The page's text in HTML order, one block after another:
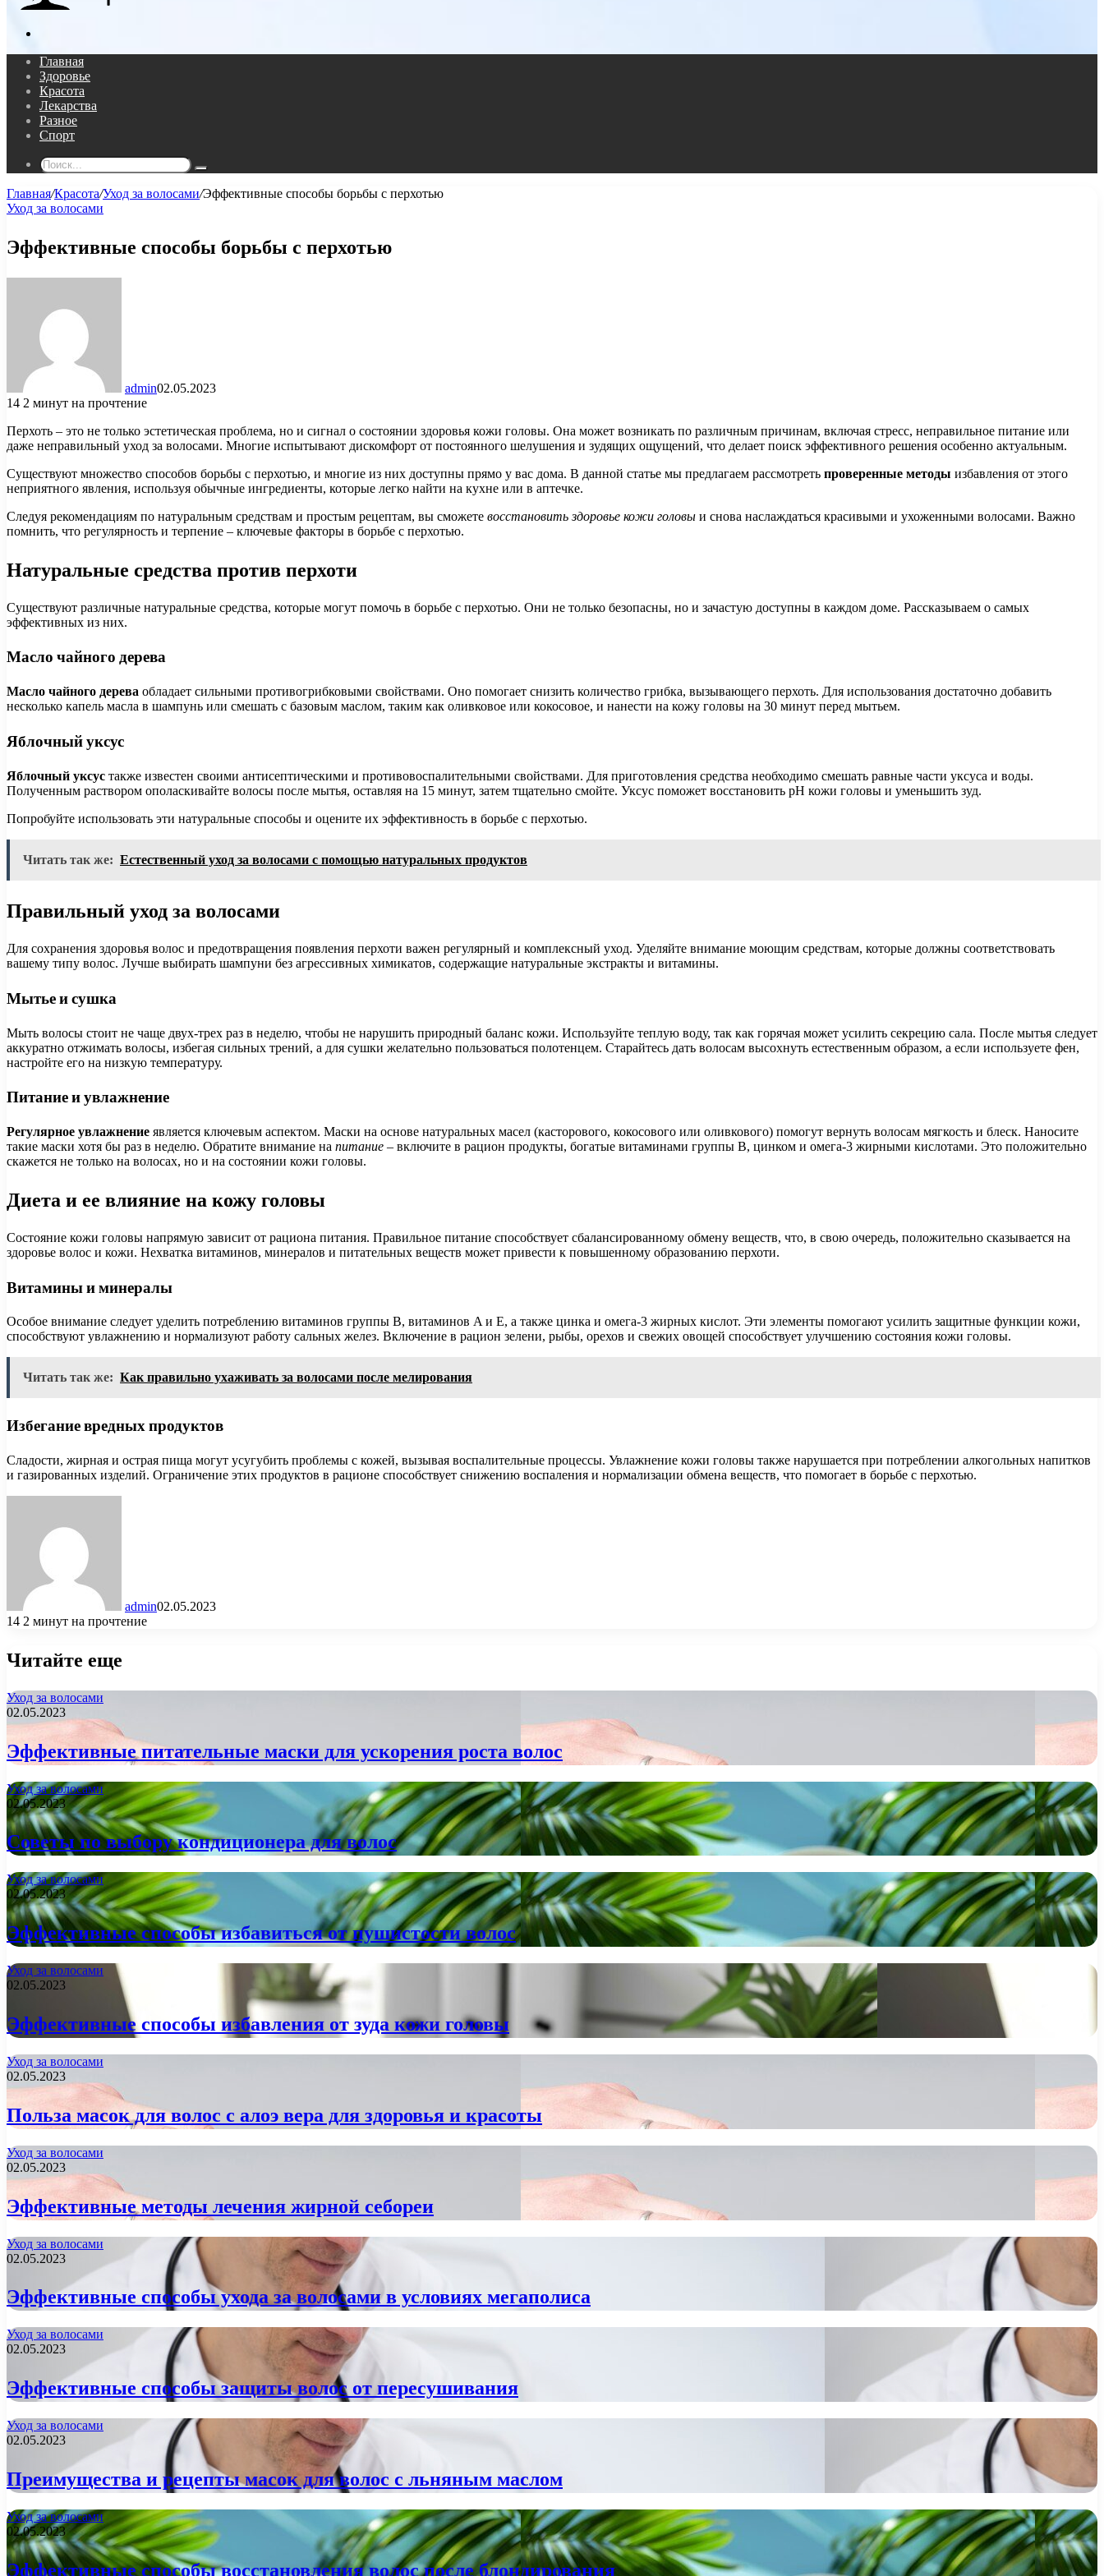
Главная
Здоровье
Красота
Лекарства
Разное
Спорт
Поиск...
Главная/Красота/Уход за волосами/Эффективные способы борьбы с перхотью
Уход за волосами
Эффективные способы борьбы с перхотью
admin02.05.2023
14 2 минут на прочтение
Перхоть – это не только эстетическая проблема, но и сигнал о состоянии здоровья кожи головы. Она может возникать по различным причинам, включая стресс, неправильное питание или
даже неправильный уход за волосами. Многие испытывают дискомфорт от постоянного шелушения и зудящих ощущений, что делает поиск эффективного решения особенно актуальным.
Существуют множество способов борьбы с перхотью, и многие из них доступны прямо у вас дома. В данной статье мы предлагаем рассмотреть проверенные методы избавления от этого
неприятного явления, используя обычные ингредиенты, которые легко найти на кухне или в аптечке.
Следуя рекомендациям по натуральным средствам и простым рецептам, вы сможете восстановить здоровье кожи головы и снова наслаждаться красивыми и ухоженными волосами. Важно
помнить, что регулярность и терпение – ключевые факторы в борьбе с перхотью.
Натуральные средства против перхоти
Существуют различные натуральные средства, которые могут помочь в борьбе с перхотью. Они не только безопасны, но и зачастую доступны в каждом доме. Рассказываем о самых
эффективных из них.
Масло чайного дерева
Масло чайного дерева обладает сильными противогрибковыми свойствами. Оно помогает снизить количество грибка, вызывающего перхоть. Для использования достаточно добавить
несколько капель масла в шампунь или смешать с базовым маслом, таким как оливковое или кокосовое, и нанести на кожу головы на 30 минут перед мытьем.
Яблочный уксус
Яблочный уксус также известен своими антисептическими и противовоспалительными свойствами. Для приготовления средства необходимо смешать равные части уксуса и воды.
Полученным раствором ополаскивайте волосы после мытья, оставляя на 15 минут, затем тщательно смойте. Уксус поможет восстановить pH кожи головы и уменьшить зуд.
Попробуйте использовать эти натуральные способы и оцените их эффективность в борьбе с перхотью.
Читать так же: Естественный уход за волосами с помощью натуральных продуктов
Правильный уход за волосами
Для сохранения здоровья волос и предотвращения появления перхоти важен регулярный и комплексный уход. Уделяйте внимание моющим средствам, которые должны соответствовать
вашему типу волос. Лучше выбирать шампуни без агрессивных химикатов, содержащие натуральные экстракты и витамины.
Мытье и сушка
Мыть волосы стоит не чаще двух-трех раз в неделю, чтобы не нарушить природный баланс кожи. Используйте теплую воду, так как горячая может усилить секрецию сала. После мытья следует
аккуратно отжимать волосы, избегая сильных трений, а для сушки желательно пользоваться полотенцем. Старайтесь дать волосам высохнуть естественным образом, а если используете фен,
настройте его на низкую температуру.
Питание и увлажнение
Регулярное увлажнение является ключевым аспектом. Маски на основе натуральных масел (касторового, кокосового или оливкового) помогут вернуть волосам мягкость и блеск. Наносите
такие маски хотя бы раз в неделю. Обратите внимание на питание – включите в рацион продукты, богатые витаминами группы B, цинком и омега-3 жирными кислотами. Это положительно
скажется не только на волосах, но и на состоянии кожи головы.
Диета и ее влияние на кожу головы
Состояние кожи головы напрямую зависит от рациона питания. Правильное питание способствует сбалансированному обмену веществ, что, в свою очередь, положительно сказывается на
здоровье волос и кожи. Нехватка витаминов, минералов и питательных веществ может привести к повышенному образованию перхоти.
Витамины и минералы
Особое внимание следует уделить потреблению витаминов группы B, витаминов A и E, а также цинка и омега-3 жирных кислот. Эти элементы помогают усилить защитные функции кожи,
способствуют увлажнению и нормализуют работу сальных желез. Включение в рацион зелени, рыбы, орехов и свежих овощей способствует улучшению состояния кожи головы.
Читать так же: Как правильно ухаживать за волосами после мелирования
Избегание вредных продуктов
Сладости, жирная и острая пища могут усугубить проблемы с кожей, вызывая воспалительные процессы. Увлажнение кожи головы также нарушается при потреблении алкогольных напитков
и газированных изделий. Ограничение этих продуктов в рационе способствует снижению воспаления и нормализации обмена веществ, что помогает в борьбе с перхотью.
admin02.05.2023
14 2 минут на прочтение
Читайте еще
Уход за волосами
02.05.2023
Эффективные питательные маски для ускорения роста волос
Уход за волосами
02.05.2023
Советы по выбору кондиционера для волос
Уход за волосами
02.05.2023
Эффективные способы избавиться от пушистости волос
Уход за волосами
02.05.2023
Эффективные способы избавления от зуда кожи головы
Уход за волосами
02.05.2023
Польза масок для волос с алоэ вера для здоровья и красоты
Уход за волосами
02.05.2023
Эффективные методы лечения жирной себореи
Уход за волосами
02.05.2023
Эффективные способы ухода за волосами в условиях мегаполиса
Уход за волосами
02.05.2023
Эффективные способы защиты волос от пересушивания
Уход за волосами
02.05.2023
Преимущества и рецепты масок для волос с льняным маслом
Уход за волосами
02.05.2023
Эффективные способы восстановления волос после блондирования